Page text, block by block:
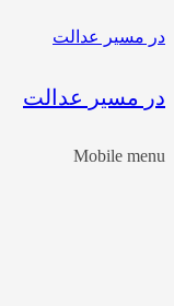
در مسیر عدالت
در مسیر عدالت
Mobile menu